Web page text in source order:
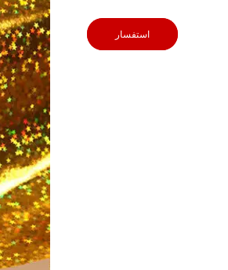
استفسار